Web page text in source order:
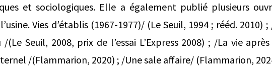
et sociologiques. Elle a également publié plusieurs
Vies d’établis (1967-1977)/ (Le Seuil, 1994 ; rééd. 2010)
(Le Seuil, 2008, prix de l’essai L’Express 2008) ; /La vie
/(Flammarion, 2020) ; /Une sale affaire/ (Flammarion,